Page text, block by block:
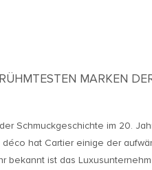
MARKEN
Schmuckgeschichte im 20.
hat Cartier einige der
bekannt ist das